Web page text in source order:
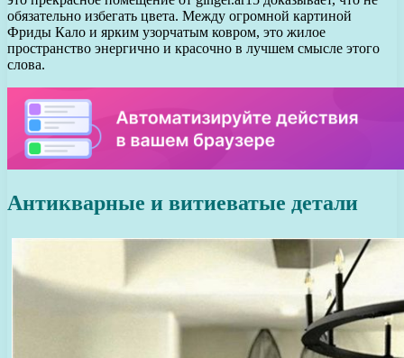
обязательно избегать цвета. Между огромной картиной
Фриды Кало и ярким узорчатым ковром, это жилое
пространство энергично и красочно в лучшем смысле этого
слова.
Антикварные и витиеватые детали